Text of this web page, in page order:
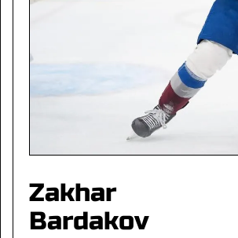
Zakhar
Bardakov